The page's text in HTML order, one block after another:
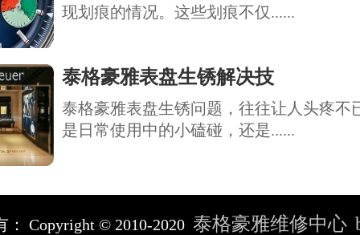
现划痕的情况。这些划痕不仅......
泰格豪雅表盘生锈解决技
泰格豪雅表盘生锈问题，往往让人头疼不
是日常使用中的小磕碰，还是......
： Copyright © 2010-2020 泰格豪雅维修中心